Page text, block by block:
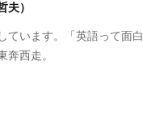
夫）
ています。「英語って面
奔西走。